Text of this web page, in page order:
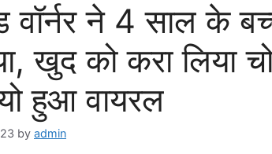
वॉर्नर ने 4 साल के
खुद को करा लिया
हुआ वायरल
by admin